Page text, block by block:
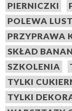
PIERNICZKI
POLEWA
PRZYPRAWA
SKŁAD
SZKOLENIA
TYLKI
TYLKI